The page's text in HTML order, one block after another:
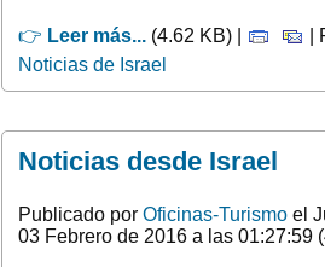
👉 Leer más... (4.62 KB) |
|
Noticias de Israel
Noticias desde Israel
Publicado por Oficinas-Turismo el
03 Febrero de 2016 a las 01:27:59